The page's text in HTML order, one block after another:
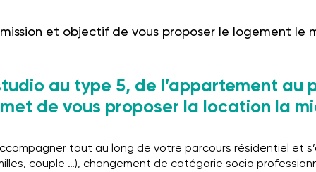
mission et objectif de vous proposer le logement
au type 5, de l’appartement au
de vous proposer la location la
accompagner tout au long de votre parcours résidentiel et
couple …), changement de catégorie socio